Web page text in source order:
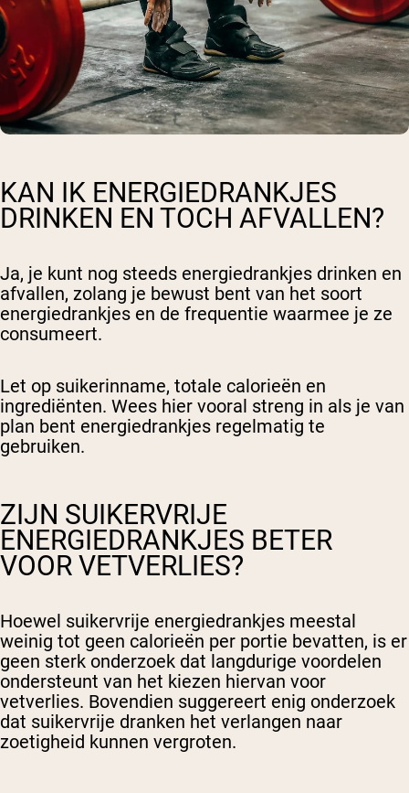
KAN IK ENERGIEDRANKJES
DRINKEN EN TOCH AFVALLEN?
Ja, je kunt nog steeds energiedrankjes drinken en
afvallen, zolang je bewust bent van het soort
energiedrankjes en de frequentie waarmee je ze
consumeert.
Let op suikerinname, totale calorieën en
ingrediënten. Wees hier vooral streng in als je van
plan bent energiedrankjes regelmatig te
gebruiken.
ZIJN SUIKERVRIJE
ENERGIEDRANKJES BETER
VOOR VETVERLIES?
Hoewel suikervrije energiedrankjes meestal
weinig tot geen calorieën per portie bevatten, is er
geen sterk onderzoek dat langdurige voordelen
ondersteunt van het kiezen hiervan voor
vetverlies. Bovendien suggereert enig onderzoek
dat suikervrije dranken het verlangen naar
zoetigheid kunnen vergroten.